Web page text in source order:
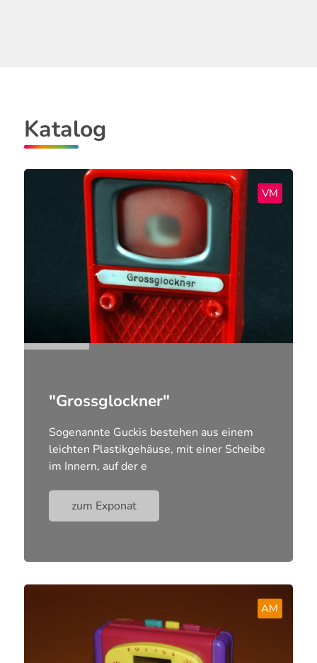
Katalog
"Grossglockner"
Sogenannte Guckis bestehen aus einem
leichten Plastikgehäuse, mit einer Scheibe
im Innern, auf der e
zum Exponat